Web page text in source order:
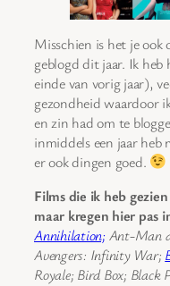
Misschien is het je ook
geblogd dit jaar. Ik
einde van vorig jaar),
gezondheid waardoor
en zin had om te
inmiddels een jaar heb
er ook dingen goed.
Films die ik heb
maar kregen hier pas
Annihilation; Ant-Man
Avengers: Infinity War;
Royale; Bird Box; Black